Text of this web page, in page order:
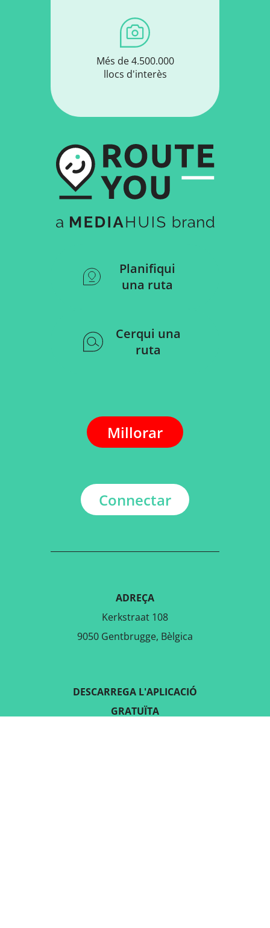
Més de 4.500.000
llocs d'interès
Planifiqui
una ruta
Cerqui una
ruta
Millorar
Connectar
ADREÇA
Kerkstraat 108
9050 Gentbrugge, Bèlgica
DESCARREGA L'APLICACIÓ
GRATUÏTA